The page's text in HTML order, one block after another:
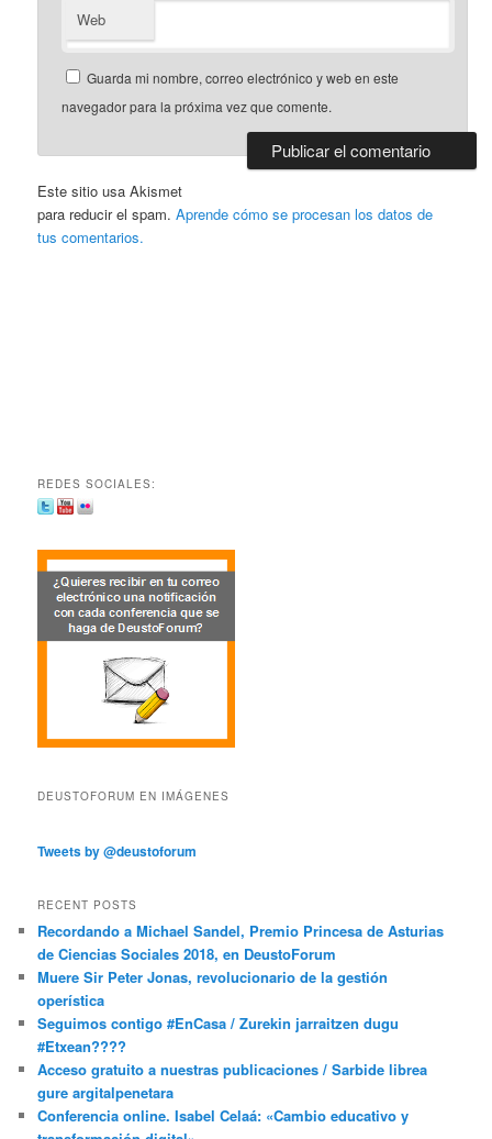
Web
Guarda mi nombre, correo electrónico y web en este
navegador para la próxima vez que comente.
Este sitio usa Akismet
para reducir el spam.Aprende cómo se procesan los datos de
tus comentarios.
REDES SOCIALES:
DEUSTOFORUM EN IMÁGENES
Tweets by @deustoforum
RECENT POSTS
Recordando a Michael Sandel, Premio Princesa de Asturias
de Ciencias Sociales 2018, en DeustoForum
Muere Sir Peter Jonas, revolucionario de la gestión
operística
Seguimos contigo #EnCasa / Zurekin jarraitzen dugu
#Etxean????
Acceso gratuito a nuestras publicaciones / Sarbide librea
gure argitalpenetara
Conferencia online. Isabel Celaá: «Cambio educativo y